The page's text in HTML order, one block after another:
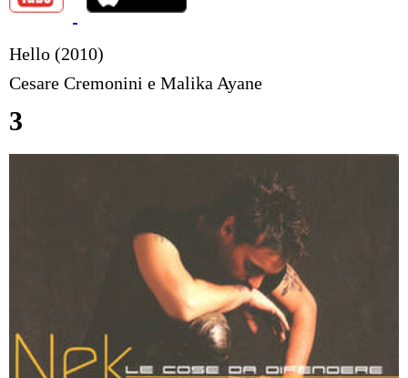
Hello (2010)
Cesare Cremonini e Malika Ayane
3